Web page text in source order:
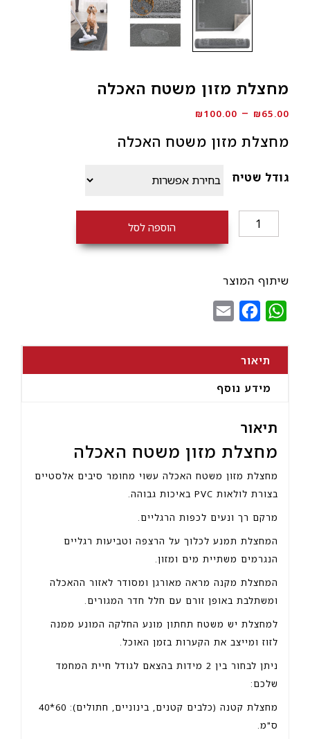
מחצלת מזון משטח האכלה
₪65.00
–
₪100.00
⁦₪65.00⁩
⁦₪100.00⁩
מחצלת מזון משטח האכלה
גודל שטיח
כמות
של
משטח
האכלה
הוספה לסל
שיתוף המוצר
WhatsApp
Facebook
תיאור
מידע נוסף
תיאור
מחצלת מזון משטח האכלה
מחצלת מזון משטח האכלה עשוי מחומר סיבים אלסטיים
בצורת לולאות PVC באיכות גבוהה.
מרקם רך ונעים לכפות הרגליים.
המחצלת תמנע לכלוך על הרצפה וטביעות רגליים
הנגרמים משתיית מים ומזון.
המחצלת מקנה מראה מאורגן ומסודר לאזור ההאכלה
ומשתלבת באופן זורם עם חלל חדר המגורים.
למחצלת יש משטח תחתון מונע החלקה המונע ממנה
לזוז ומייצב את הקערות בזמן האוכל.
ניתן לבחור בין 2 מידות בהצאם לגודל חיית המחמד
שלכם:
מחצלת קטנה (כלבים קטנים, בינוניים, חתולים): 60*40
ס"מ.